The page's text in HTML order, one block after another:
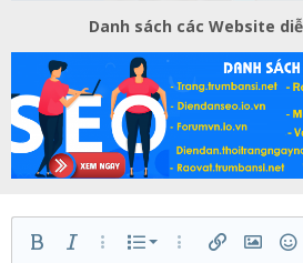
Danh sách các Website
Bold In nghiêng
Thêm tùy chọn…
Danh sáchDanh sách có
Thêm tùy chọn…
Chèn liên kết
Chèn